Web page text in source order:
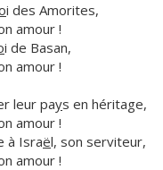
i des Amorites,
amour !
i de Basan,
amour !
leur pays en héritage,
amour !
à Israël, son serviteur,
amour !